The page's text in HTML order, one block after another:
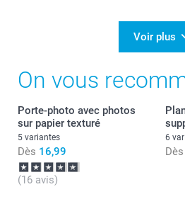
Voir plus
On vous
Porte-photo avec photos
sur papier texturé
5 variantes
Dès 16,99
(16 avis)
6
Dès